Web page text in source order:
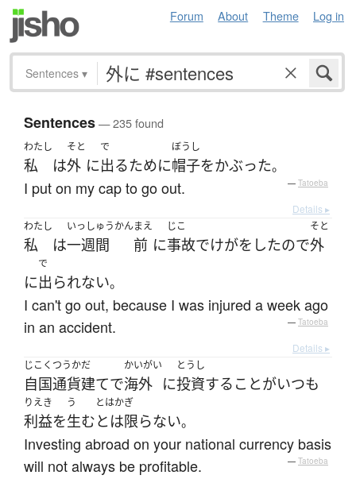
Forum About Theme Log in
Sentences ▾
Sentences— 235 found
わたし
私 は
そと
外 に
で
出るために
ぼうし
帽子をかぶった。
I put on my cap to go out. — Tatoeba
Details ▸
わたし
私 は
いっしゅうかん
一週間
まえ
前 に
じこ
事故でけがを したので
そと
外
に
で
出られない。
I can't go out, because I was injured a week ago
in an accident.
— Tatoeba
Details ▸
じこくつうかだ
自国通貨建てで
かいがい
海外 に
とうし
投資する ことがいつも
りえき
利益を
う
生む
とはかぎ
とは限らない。
Investing abroad on your national currency basis
will not always be profitable.
— Tatoeba